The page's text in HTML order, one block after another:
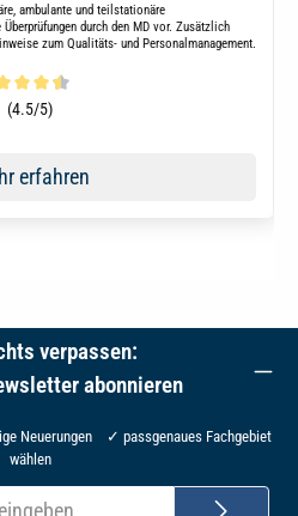
ambulante und teilstationäre
durch den MD vor. Zusätzlich
zum Qualitäts- und Personalmanagement.
4.5 von 5 Sternen
(4.5/5)
erfahren
verpassen:
abonnieren
Neuerungen ✓ passgenaues Fachgebiet
wählen